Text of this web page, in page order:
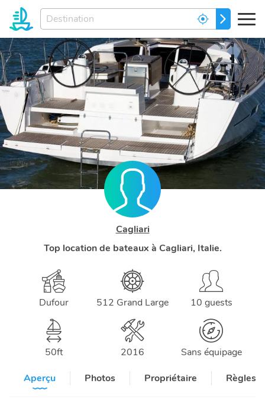
Entrez
votre
destination
de
rēve...
ALLEZ
Cagliari
Top location de bateaux à Cagliari, Italie.
Dufour 512 Grand Large 10 guests
50ft 2016
Sans équipage
Aperçu
Photos Propriétaire Règles